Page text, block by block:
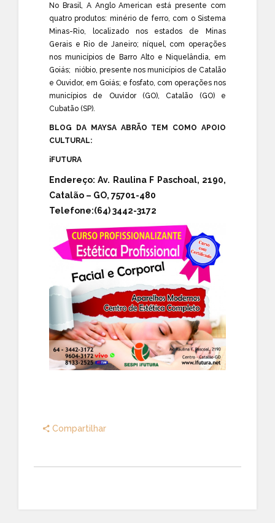
No Brasil, A Anglo American está presente com
quatro produtos: minério de ferro, com o Sistema
Minas-Rio, localizado nos estados de Minas
Gerais e Rio de Janeiro; níquel, com operações
nos municípios de Barro Alto e Niquelândia, em
Goiás; nióbio, presente nos municípios de Catalão
e Ouvidor, em Goiás; e fosfato, com operações nos
municípios de Ouvidor (GO), Catalão (GO) e
Cubatão (SP).
BLOG DA MAYSA ABRÃO TEM COMO APOIO
CULTURAL:
iFUTURA
Endereço:Av. Raulina F Paschoal, 2190,
Catalão – GO, 75701-480
Telefone:(64) 3442-3172
Compartilhar